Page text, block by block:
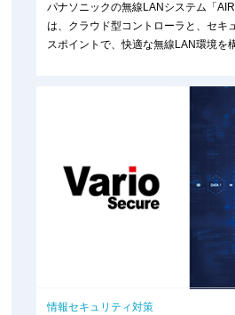
パナソニックの無線LANシステム「
は、クラウド型コントローラと、セキ
スポイントで、快適な無線LAN環境を
情報セキュリティ対策